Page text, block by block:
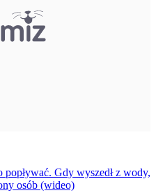
Gdy wyszedł z wody,
osób (wideo)